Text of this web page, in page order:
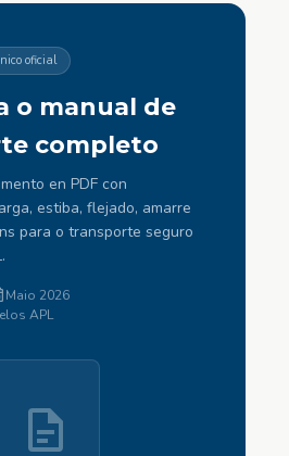
oficial
o manual de
completo
en PDF con
estiba, flejado, amarre
para o transporte seguro
Maio 2026
APL